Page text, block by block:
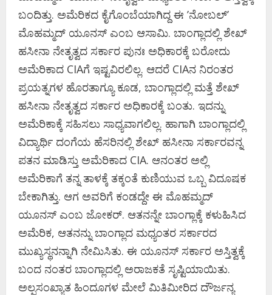
ಬಂದಿತ್ತು. ಅಮೆರಿಕದ ಕೈಗೊಂಬೆಯಾಗಿದ್ದ ಈ ʼನೋಬಲ್‌ʼ
ಮೊಹಮ್ಮದ್‌ ಯೂನಸ್‌ ಎಂಬ ಆಸಾಮಿ. ಬಾಂಗ್ಲಾದಲ್ಲಿ ಶೇಖ್‌
ಹಸೀನಾ ನೇತೃತ್ವದ ಸರ್ಕಾರ ಪುನಃ ಅಧಿಕಾರಕ್ಕೆ ಬರೋದು
ಅಮೆರಿಕಾದ CIAಗೆ ಇಷ್ಟವಿರಲಿಲ್ಲ. ಆದರೆ CIAನ ನಿರಂತರ
ಪ್ರಯತ್ನಗಳ ಹೊರತಾಗ್ಯೂ ಕೂಡ, ಬಾಂಗ್ಲಾದಲ್ಲಿ ಮತ್ತೆ ಶೇಖ್‌
ಹಸೀನಾ ನೇತೃತ್ವದ ಸರ್ಕಾರ ಅಧಿಕಾರಕ್ಕೆ ಬಂತು. ಇದನ್ನು
ಅಮೆರಿಕಾಕ್ಕೆ ಸಹಿಸಲು ಸಾಧ್ಯವಾಗಲಿಲ್ಲ. ಹಾಗಾಗಿ ಬಾಂಗ್ಲಾದಲ್ಲಿ
ವಿದ್ಯಾರ್ಥಿ ದಂಗೆಯ ಹೆಸರಿನಲ್ಲಿ ಶೇಖ್‌ ಹಸೀನಾ ಸರ್ಕಾರವನ್ನ
ಪತನ ಮಾಡಿಸ್ತು ಅಮೆರಿಕಾದ CIA. ಆನಂತರ ಅಲ್ಲಿ
ಅಮೆರಿಕಾಗೆ ತನ್ನ ತಾಳಕ್ಕೆ ತಕ್ಕಂತೆ ಕುಣಿಯುವ ಒಬ್ಬ ವಿದೂಷಕ
ಬೇಕಾಗಿತ್ತು. ಆಗ ಅವರಿಗೆ ಕಂಡದ್ದೇ ಈ ಮೊಹಮ್ಮದ್‌
ಯೂನಸ್‌ ಎಂಬ ಜೋಕರ್.‌ ಆತನನ್ನೇ ಬಾಂಗ್ಲಾಕ್ಕೆ ಕಳುಹಿಸಿದ
ಅಮೆರಿಕ, ಆತನನ್ನು ಬಾಂಗ್ಲಾದ ಮಧ್ಯಂತರ ಸರ್ಕಾರದ
ಮುಖ್ಯಸ್ಥನನ್ನಾಗಿ ನೇಮಿಸಿತು. ಈ ಯೂನಸ್‌ ಸರ್ಕಾರ ಅಸ್ತಿತ್ವಕ್ಕೆ
ಬಂದ ನಂತರ ಬಾಂಗ್ಲಾದಲ್ಲಿ ಅರಾಜಕತೆ ಸೃಷ್ಟಿಯಾಯಿತು.
ಅಲ್ಪಸಂಖ್ಯಾತ ಹಿಂದೂಗಳ ಮೇಲೆ ಮಿತಿಮೀರಿದ ದೌರ್ಜನ್ಯ